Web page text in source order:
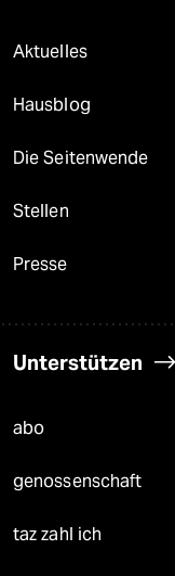
Aktuelles
Hausblog
Die Seitenwende
Stellen
Presse
Unterstützen
abo
genossenschaft
taz zahl ich